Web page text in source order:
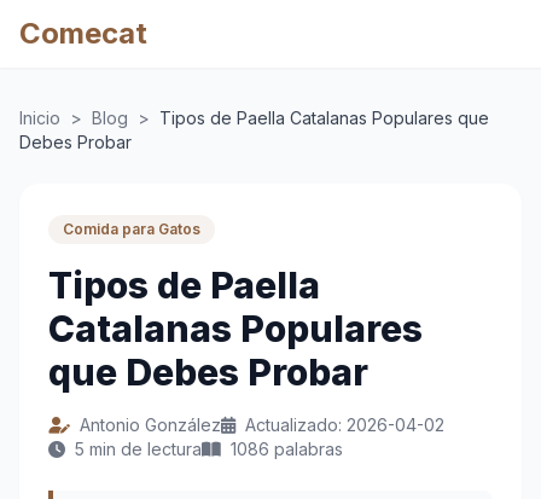
Comecat
Inicio > Blog > Tipos de Paella Catalanas Populares que
Debes Probar
Comida para Gatos
Tipos de Paella
Catalanas Populares
que Debes Probar
Antonio González
Actualizado: 2026-04-02
5 min de lectura
1086 palabras